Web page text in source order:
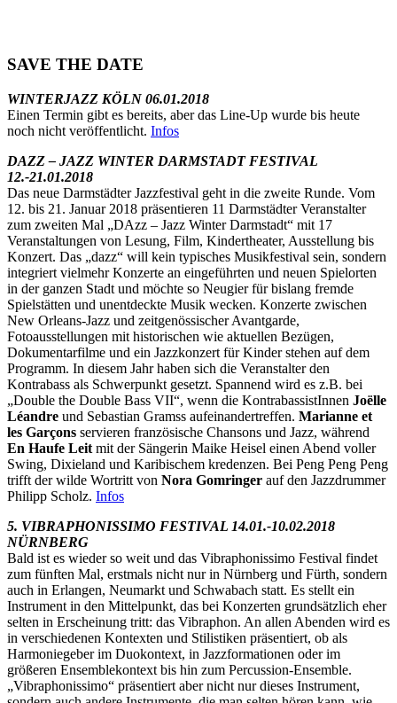
SAVE THE DATE
WINTERJAZZ KÖLN 06.01.2018
Einen Termin gibt es bereits, aber das Line-Up wurde bis heute
noch nicht veröffentlicht. Infos
DAZZ – JAZZ WINTER DARMSTADT FESTIVAL
12.-21.01.2018
Das neue Darmstädter Jazzfestival geht in die zweite Runde. Vom
12. bis 21. Januar 2018 präsentieren 11 Darmstädter Veranstalter
zum zweiten Mal „DAzz – Jazz Winter Darmstadt“ mit 17
Veranstaltungen von Lesung, Film, Kindertheater, Ausstellung bis
Konzert. Das „dazz“ will kein typisches Musikfestival sein, sondern
integriert vielmehr Konzerte an eingeführten und neuen Spielorten
in der ganzen Stadt und möchte so Neugier für bislang fremde
Spielstätten und unentdeckte Musik wecken. Konzerte zwischen
New Orleans-Jazz und zeitgenössischer Avantgarde,
Fotoausstellungen mit historischen wie aktuellen Bezügen,
Dokumentarfilme und ein Jazzkonzert für Kinder stehen auf dem
Programm. In diesem Jahr haben sich die Veranstalter den
Kontrabass als Schwerpunkt gesetzt. Spannend wird es z.B. bei
„Double the Double Bass VII“, wenn die KontrabassistInnen Joëlle
Léandre und Sebastian Gramss aufeinandertreffen. Marianne et
les Garçons servieren französische Chansons und Jazz, während
En Haufe Leit mit der Sängerin Maike Heisel einen Abend voller
Swing, Dixieland und Karibischem kredenzen. Bei Peng Peng Peng
trifft der wilde Wortritt von Nora Gomringer auf den Jazzdrummer
Philipp Scholz. Infos
5. VIBRAPHONISSIMO FESTIVAL 14.01.-10.02.2018
NÜRNBERG
Bald ist es wieder so weit und das Vibraphonissimo Festival findet
zum fünften Mal, erstmals nicht nur in Nürnberg und Fürth, sondern
auch in Erlangen, Neumarkt und Schwabach statt. Es stellt ein
Instrument in den Mittelpunkt, das bei Konzerten grundsätzlich eher
selten in Erscheinung tritt: das Vibraphon. An allen Abenden wird es
in verschiedenen Kontexten und Stilistiken präsentiert, ob als
Harmoniegeber im Duokontext, in Jazzformationen oder im
größeren Ensemblekontext bis hin zum Percussion-Ensemble.
„Vibraphonissimo“ präsentiert aber nicht nur dieses Instrument,